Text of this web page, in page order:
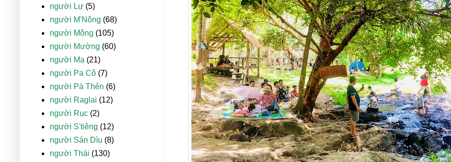
người Lự (5)
người M'Nông (68)
người Mông (105)
người Mường (60)
người Mạ (21)
người Pa Cô (7)
người Pà Thẻn (6)
người Raglai (12)
người Rục (2)
người S'tiêng (12)
người Sán Dìu (8)
người Thái (130)